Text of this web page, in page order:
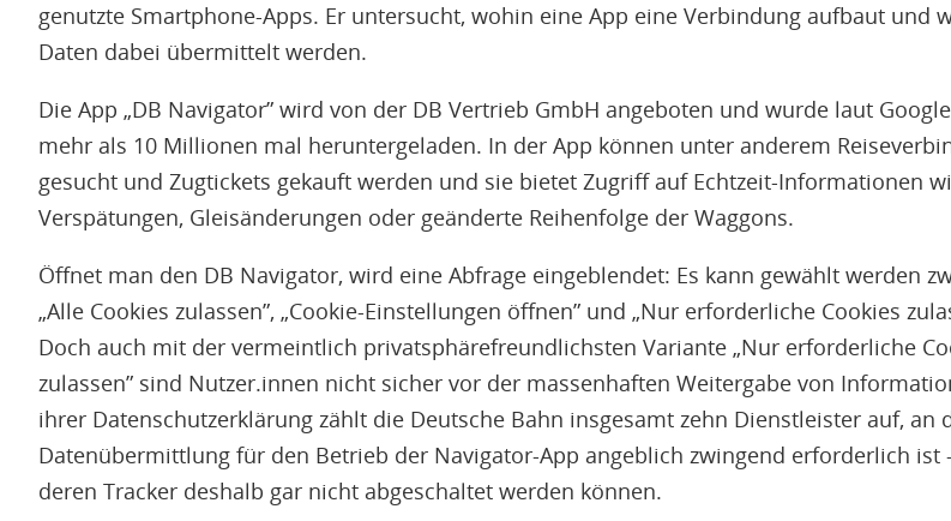
genutzte Smartphone-Apps. Er untersucht, wohin eine App eine Verbindung aufbaut und
Daten dabei übermittelt werden.
Die App „DB Navigator” wird von der DB Vertrieb GmbH angeboten und wurde laut
mehr als 10 Millionen mal heruntergeladen. In der App können unter anderem
gesucht und Zugtickets gekauft werden und sie bietet Zugriff auf Echtzeit-Informationen
Verspätungen, Gleisänderungen oder geänderte Reihenfolge der Waggons.
Öffnet man den DB Navigator, wird eine Abfrage eingeblendet: Es kann gewählt werden
„Alle Cookies zulassen”, „Cookie-Einstellungen öffnen” und „Nur erforderliche Cookies
Doch auch mit der vermeintlich privatsphärefreundlichsten Variante „Nur erforderliche
zulassen” sind Nutzer.innen nicht sicher vor der massenhaften Weitergabe von
ihrer Datenschutzerklärung zählt die Deutsche Bahn insgesamt zehn Dienstleister auf, an
Datenübermittlung für den Betrieb der Navigator-App angeblich zwingend erforderlich ist
deren Tracker deshalb gar nicht abgeschaltet werden können.